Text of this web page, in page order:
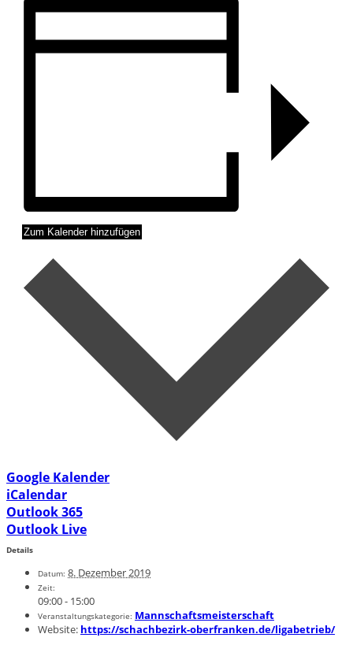
Zum Kalender hinzufügen
Google Kalender
iCalendar
Outlook 365
Outlook Live
Details
Datum: 8. Dezember 2019
Zeit:
09:00 - 15:00
Veranstaltungskategorie: Mannschaftsmeisterschaft
Website: https://schachbezirk-oberfranken.de/ligabetrieb/